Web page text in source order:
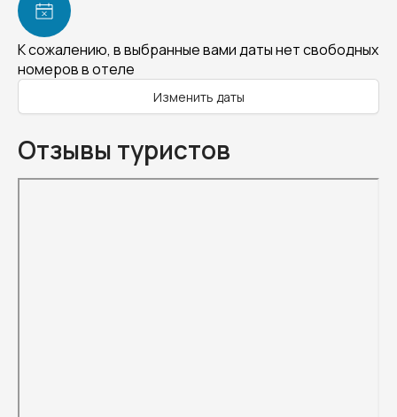
К сожалению, в выбранные вами даты нет свободных
номеров в отеле
Изменить даты
Отзывы туристов